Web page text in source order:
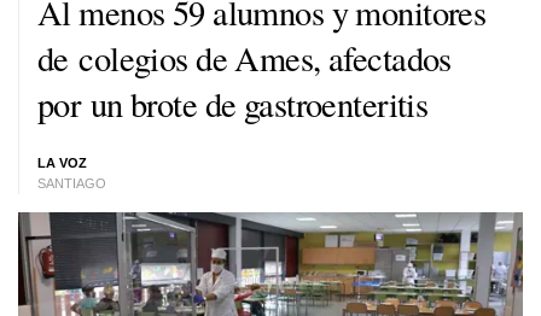
Al menos 59 alumnos y monitores
de colegios de Ames, afectados
por un brote de gastroenteritis
LA VOZ
SANTIAGO